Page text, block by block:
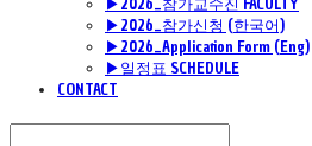
▶2026_참가교수진 FACULTY
▶2026_참가신청 (한국어)
▶2026_Application Form (Eng)
▶일정표 SCHEDULE
CONTACT